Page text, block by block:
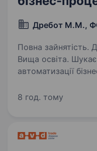
Дребот М.М.,
Повна зайнятість.
Вища освіта. Шукаємо інженера з AI-
автоматизації
автоматизувати
8 год. тому